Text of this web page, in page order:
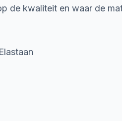
de kwaliteit en waar de